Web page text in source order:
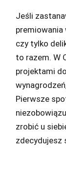
Jeśli
czy tylko
to razem. W
projektami
Pierwsze
zrobić u
zdecydujesz